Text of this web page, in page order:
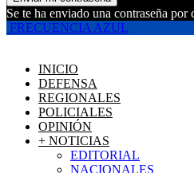
Se te ha enviado una contraseña por
FRECUENCIA AZUL
INICIO
DEFENSA
REGIONALES
POLICIALES
OPINIÓN
+ NOTICIAS
EDITORIAL
NACIONALES